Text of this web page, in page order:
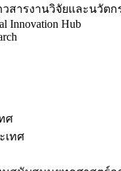
วสารงานวิจัยและนวัตก
Innovation Hub
ศ
เทศ